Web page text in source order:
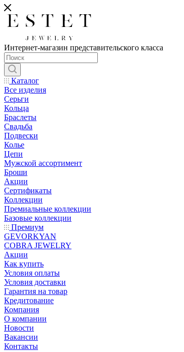
Интернет-магазин представительского класса
Каталог
Все изделия
Серьги
Кольца
Браслеты
Свадьба
Подвески
Колье
Цепи
Мужской ассортимент
Броши
Акции
Сертификаты
Коллекции
Премиальные коллекции
Базовые коллекции
Премиум
GEVORKYAN
COBRA JEWELRY
Акции
Как купить
Условия оплаты
Условия доставки
Гарантия на товар
Кредитование
Компания
О компании
Новости
Вакансии
Контакты